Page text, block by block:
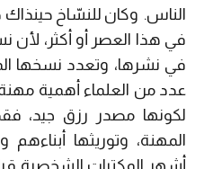
الناس. وكان للنسّاخ حينذاك
في هذا العصر أو أكثر، لأن
في نشرها، وتعدد نسخها
عدد من العلماء أهمية
لكونها مصدر رزق جيد،
المهنة، وتوريثها